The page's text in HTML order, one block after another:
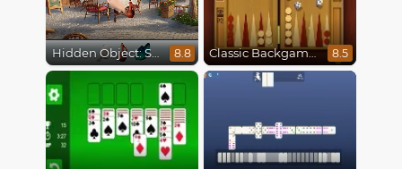
Hidden Object: Street Of Secrets 8.8 Classic Backgammon 8.5